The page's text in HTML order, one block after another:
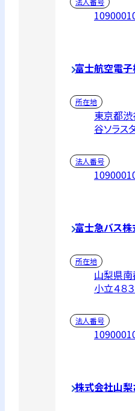
富士航空電
所在地
東京都
谷ソラスタ
法人番号
富士急バス
所在地
山梨県
小立４８
法人番号
株式会社山梨